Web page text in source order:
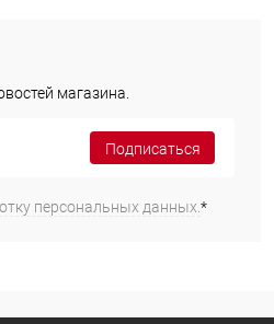
магазина.
Подписаться
персональных данных.*